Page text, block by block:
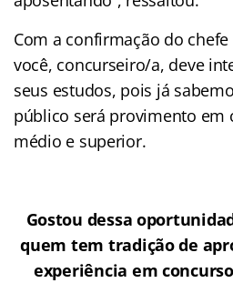
Com a confirmação do
você, concurseiro/a, deve
seus estudos, pois já
público será provimento em
médio e superior.
Gostou dessa
quem tem tradição de
experiência em